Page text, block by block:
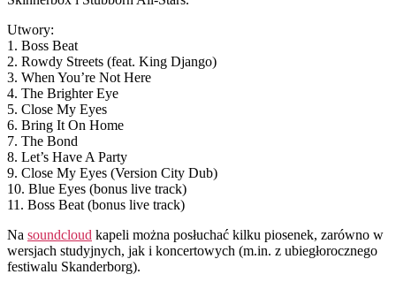
Utwory:
1. Boss Beat
2. Rowdy Streets (feat. King Django)
3. When You’re Not Here
4. The Brighter Eye
5. Close My Eyes
6. Bring It On Home
7. The Bond
8. Let’s Have A Party
9. Close My Eyes (Version City Dub)
10. Blue Eyes (bonus live track)
11. Boss Beat (bonus live track)
Na soundcloud kapeli można posłuchać kilku piosenek, zarówno w
wersjach studyjnych, jak i koncertowych (m.in. z ubiegłorocznego
festiwalu Skanderborg).